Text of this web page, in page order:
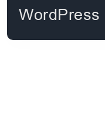
WordPress